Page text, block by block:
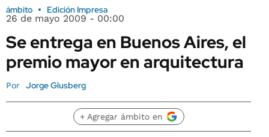
ámbito Edición Impresa
26 de mayo 2009 - 00:00
Se entrega en Buenos Aires, el
premio mayor en arquitectura
Por Jorge Glusberg
+ Agregar ámbito en